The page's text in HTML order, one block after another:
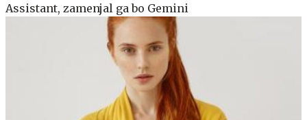
Assistant, zamenjal ga bo Gemini